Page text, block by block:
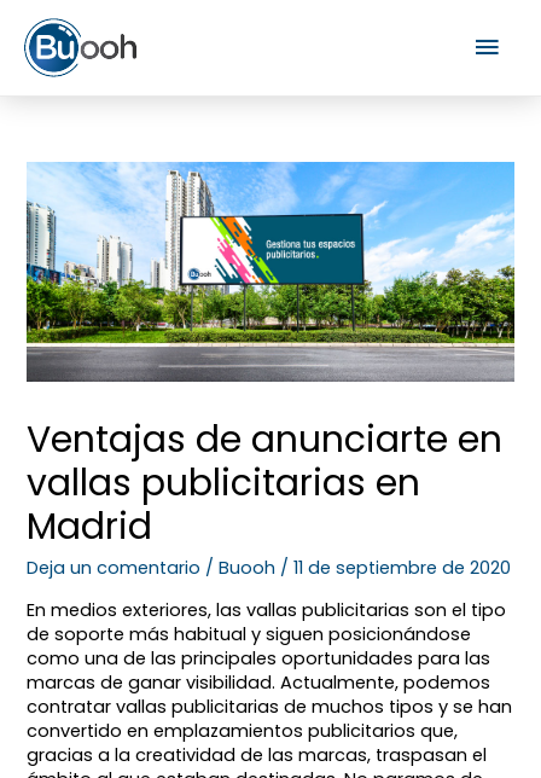
Ventajas de anunciarte en
vallas publicitarias en
Madrid
Deja un comentario /Buooh /11 de septiembre de 2020
En medios exteriores, las vallas publicitarias son el tipo
de soporte más habitual y siguen posicionándose
como una de las principales oportunidades para las
marcas de ganar visibilidad. Actualmente, podemos
contratar vallas publicitarias de muchos tipos y se han
convertido en emplazamientos publicitarios que,
gracias a la creatividad de las marcas, traspasan el